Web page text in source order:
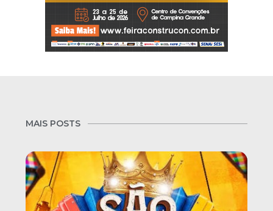
MAIS POSTS